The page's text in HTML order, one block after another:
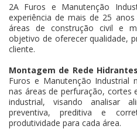
2A Furos e Manutenção
experiência de mais de 25
áreas de construção civil e
objetivo de oferecer qualidade,
cliente.
Montagem de Rede
Furos e Manutenção Industrial
nas áreas de perfuração, cortes
industrial, visando analisar
preventiva, preditiva e
produtividade para cada área.